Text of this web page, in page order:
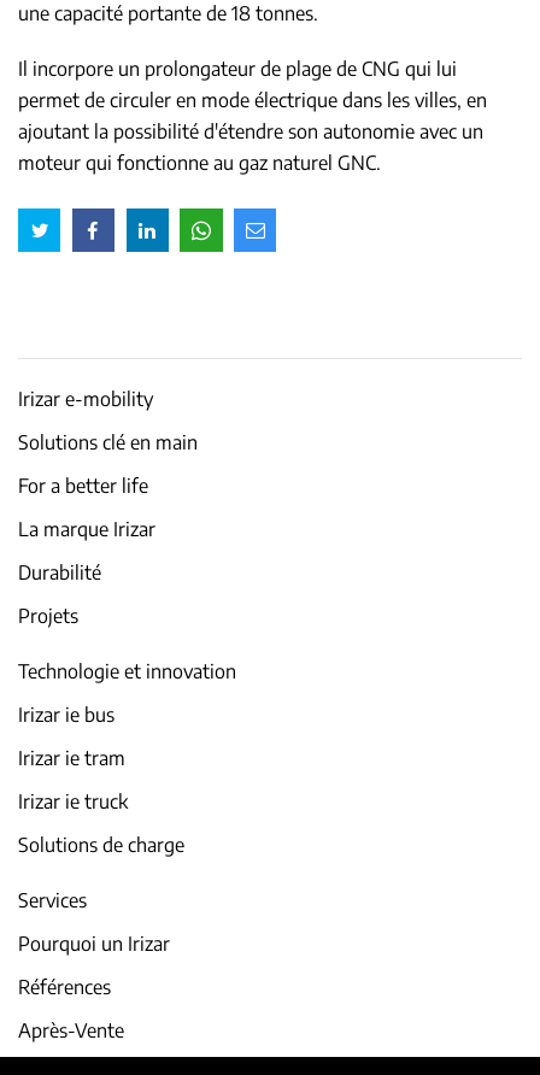
une capacité portante de 18 tonnes.
Il incorpore un prolongateur de plage de CNG qui lui
permet de circuler en mode électrique dans les villes, en
ajoutant la possibilité d'étendre son autonomie avec un
moteur qui fonctionne au gaz naturel GNC.
Irizar e-mobility
Solutions clé en main
For a better life
La marque Irizar
Durabilité
Projets
Technologie et innovation
Irizar ie bus
Irizar ie tram
Irizar ie truck
Solutions de charge
Services
Pourquoi un Irizar
Références
Après-Vente